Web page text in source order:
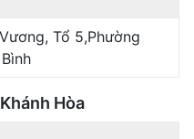
Tổ 5,Phường
Hòa